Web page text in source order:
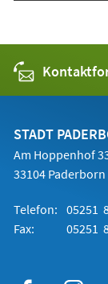
STADT
Am Hoppenhof
33104 Paderborn
Telefon: 05251
Fax:
05251